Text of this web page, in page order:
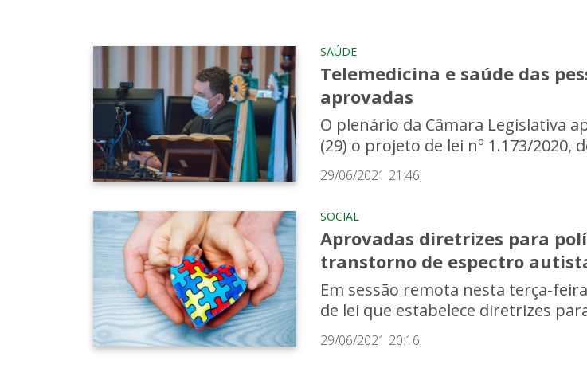
SAÚDE
Telemedicina e saúde das
aprovadas
O plenário da Câmara Legislativa
(29) o projeto de lei nº 1.173/2020,
29/06/2021 21:46
SOCIAL
Aprovadas diretrizes para
transtorno de espectro
Em sessão remota nesta terça-
de lei que estabelece diretrizes
29/06/2021 20:16